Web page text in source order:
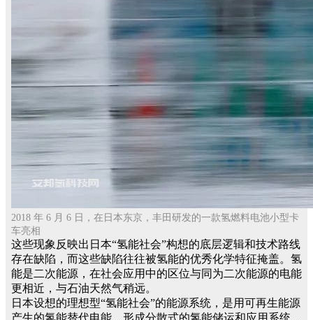
2018 年 6 月 6 日，在日本东京，丰田研发的一款氢燃料电池小型卡
车亮相
这些现象反映出日本“氢能社会”构想的底层逻辑和技术路线
存在缺陷，而这些缺陷往往被氢能的优秀化学特征掩盖。氢
能是二次能源，在社会应用中的区位与同为二次能源的电能
更相近，与石油天然气稍远。
日本设想的理想型“氢能社会”的能源系统，是用可再生能源